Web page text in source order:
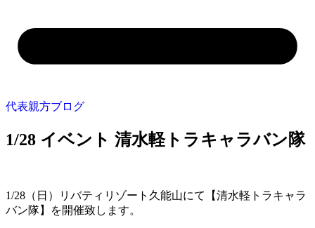
代表親方ブログ
1/28 イベント 清水軽トラキャラバン隊
1/28（日）リバティリゾート久能山にて【清水軽トラキャラ
バン隊】を開催致します。